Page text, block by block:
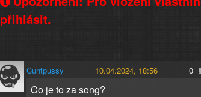
přihlásit.
Cuntpussy 10.04.2024, 18:56 0
Co je to za song?